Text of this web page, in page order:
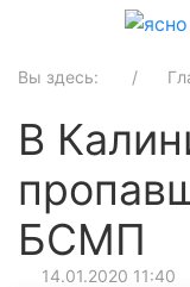
Вы здесь:
В
БСМП
14.01.2020 11:40